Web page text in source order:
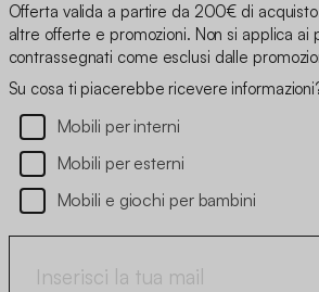
Offerta valida a partire da 200€ di
altre offerte e promozioni. Non si applica ai
contrassegnati come esclusi dalle
Su cosa ti piacerebbe ricevere
Mobili per interni
Mobili per esterni
Mobili e giochi per bambini